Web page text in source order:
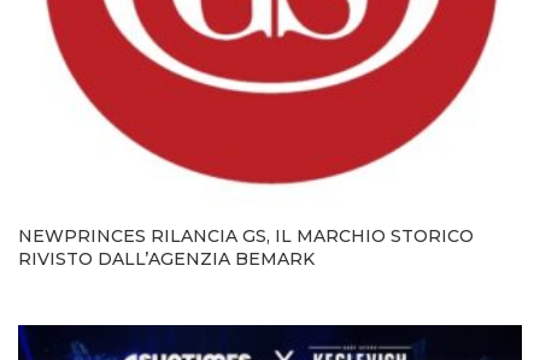
NEWPRINCES RILANCIA GS, IL MARCHIO STORICO
RIVISTO DALL’AGENZIA BEMARK